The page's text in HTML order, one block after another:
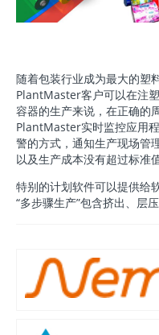
随着包装行业成为最大的塑
PlantMaster客户可以在注
容器的生产来说，在正确的
PlantMaster实时监控应用
警的方式，通知生产现场管
以及生产成本没有超过标准值
特别的计划软件可以提供给
“多步骤生产”包含挤出、层